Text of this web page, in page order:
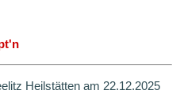
Heilstätten am 22.12.2025